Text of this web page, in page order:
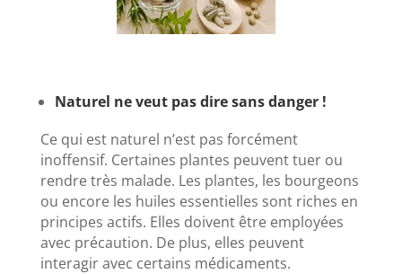
Naturel ne veut pas dire sans danger !
Ce qui est naturel n’est pas forcément
inoffensif. Certaines plantes peuvent tuer ou
rendre très malade. Les plantes, les bourgeons
ou encore les huiles essentielles sont riches en
principes actifs. Elles doivent être employées
avec précaution. De plus, elles peuvent
interagir avec certains médicaments.